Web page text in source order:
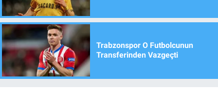
Trabzonspor O Futbolcunun
Transferinden Vazgeçti